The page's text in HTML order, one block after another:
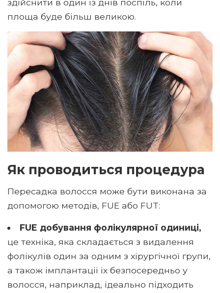
площа буде більш великою.
Як проводиться процедура
Пересадка волосся може бути виконана за
допомогою методів, FUE або FUT:
FUE добування фолікулярної одиниці,
це техніка, яка складається з видалення
фолікулів один за одним з хірургічної групи,
а також імплантації їх безпосередньо у
волосся, наприклад, ідеально підходить